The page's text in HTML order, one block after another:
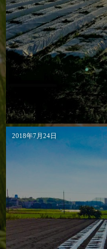
2018年7月24日